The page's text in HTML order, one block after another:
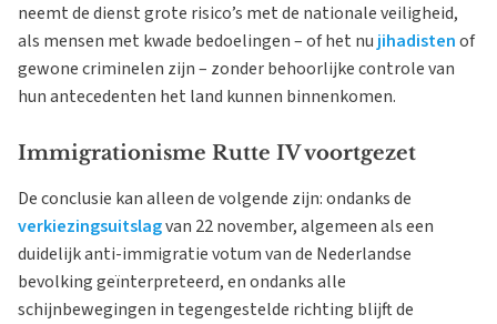
neemt de dienst grote risico’s met de nationale veiligheid,
als mensen met kwade bedoelingen – of het nu jihadistenof
gewone criminelen zijn – zonder behoorlijke controle van
hun antecedenten het land kunnen binnenkomen.
Immigrationisme Rutte IV voortgezet
De conclusie kan alleen de volgende zijn: ondanks de
verkiezingsuitslagvan 22 november, algemeen als een
duidelijk anti-immigratie votum van de Nederlandse
bevolking geïnterpreteerd, en ondanks alle
schijnbewegingen in tegengestelde richting blijft de